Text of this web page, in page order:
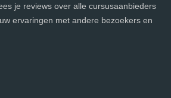
je reviews over alle cursusaanbieders
ervaringen met andere bezoekers en